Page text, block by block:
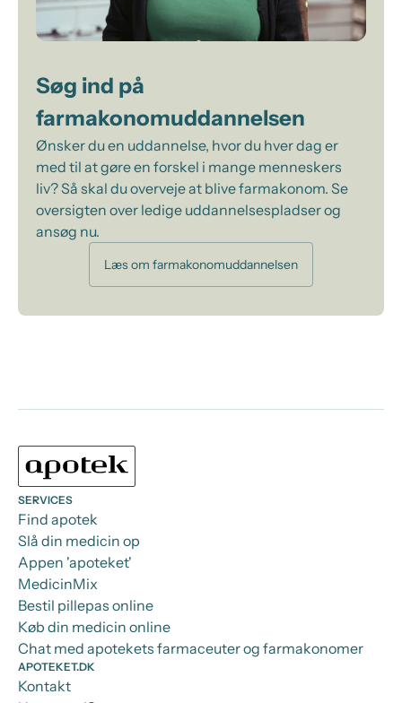
Søg ind på
farmakonomuddannelsen
Ønsker du en uddannelse, hvor du hver dag er
med til at gøre en forskel i mange menneskers
liv? Så skal du overveje at blive farmakonom. Se
oversigten over ledige uddannelsespladser og
ansøg nu.
Læs om farmakonomuddannelsen
SERVICES
Find apotek
Slå din medicin op
Appen 'apoteket'
MedicinMix
Bestil pillepas online
Køb din medicin online
Chat med apotekets farmaceuter og farmakonomer
APOTEKET.DK
Kontakt